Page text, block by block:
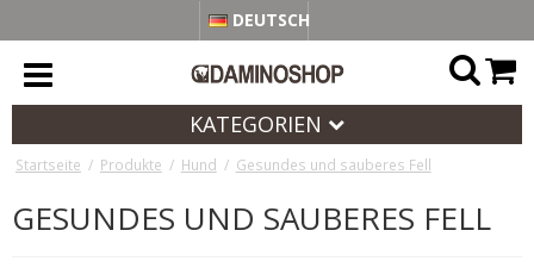
DEUTSCH
KATEGORIEN
Startseite / Produkte / Hund / Gesundes und sauberes Fell
GESUNDES UND SAUBERES FELL